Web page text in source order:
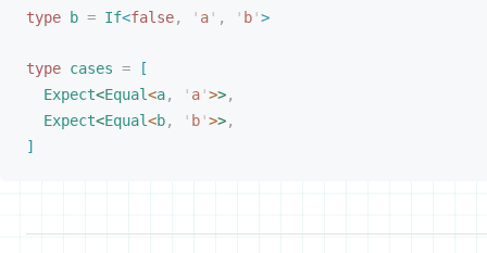
type
b = If<false, ' a' , ' b'>
type cases =
[
Expect<Equal<a, ' a'>>,
Expect<Equal<b, ' b'>>,
]